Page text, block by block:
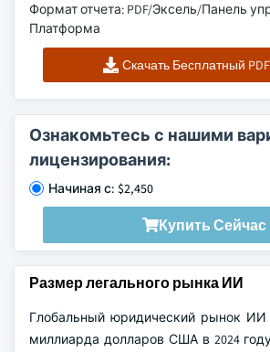
Формат отчета: PDF/Эксель/Панель
Платформа
Скачать Бесплатный
Ознакомьтесь с нашими
лицензирования:
Начиная с: $2,450
Купить Сейчас
Размер легального рынка ИИ
Глобальный юридический рынок ИИ
миллиарда долларов США в 2024